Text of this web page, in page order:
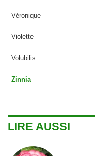
Véronique
Violette
Volubilis
Zinnia
LIRE AUSSI